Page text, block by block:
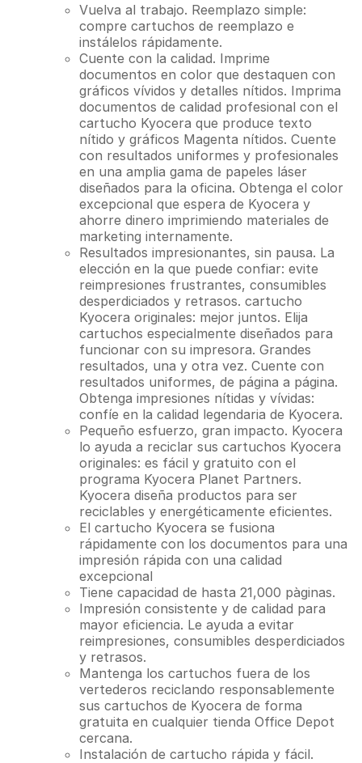
Vuelva al trabajo. Reemplazo simple:
compre cartuchos de reemplazo e
instálelos rápidamente.
Cuente con la calidad. Imprime
documentos en color que destaquen con
gráficos vívidos y detalles nítidos. Imprima
documentos de calidad profesional con el
cartucho Kyocera que produce texto
nítido y gráficos Magenta nítidos. Cuente
con resultados uniformes y profesionales
en una amplia gama de papeles láser
diseñados para la oficina. Obtenga el color
excepcional que espera de Kyocera y
ahorre dinero imprimiendo materiales de
marketing internamente.
Resultados impresionantes, sin pausa. La
elección en la que puede confiar: evite
reimpresiones frustrantes, consumibles
desperdiciados y retrasos. cartucho
Kyocera originales: mejor juntos. Elija
cartuchos especialmente diseñados para
funcionar con su impresora. Grandes
resultados, una y otra vez. Cuente con
resultados uniformes, de página a página.
Obtenga impresiones nítidas y vívidas:
confíe en la calidad legendaria de Kyocera.
Pequeño esfuerzo, gran impacto. Kyocera
lo ayuda a reciclar sus cartuchos Kyocera
originales: es fácil y gratuito con el
programa Kyocera Planet Partners.
Kyocera diseña productos para ser
reciclables y energéticamente eficientes.
El cartucho Kyocera se fusiona
rápidamente con los documentos para una
impresión rápida con una calidad
excepcional
Tiene capacidad de hasta 21,000 pàginas.
Impresión consistente y de calidad para
mayor eficiencia. Le ayuda a evitar
reimpresiones, consumibles desperdiciados
y retrasos.
Mantenga los cartuchos fuera de los
vertederos reciclando responsablemente
sus cartuchos de Kyocera de forma
gratuita en cualquier tienda Office Depot
cercana.
Instalación de cartucho rápida y fácil.